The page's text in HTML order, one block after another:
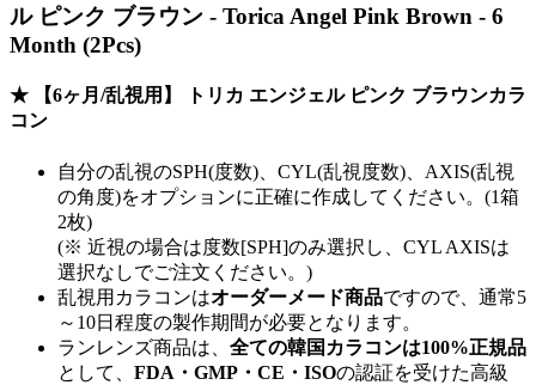
ル ピンク ブラウン - Torica Angel Pink Brown - 6
Month (2Pcs)
★ 【6ヶ月/乱視用】 トリカ エンジェル ピンク ブラウンカラ
コン
自分の乱視のSPH(度数)、CYL(乱視度数)、AXIS(乱視
の角度)をオプションに正確に作成してください。(1箱
2枚)
(※ 近視の場合は度数[SPH]のみ選択し、CYL AXISは
選択なしでご注文ください。)
乱視用カラコンはオーダーメード商品ですので、 通常5
～10日程度の製作期間が必要となります。
ランレンズ商品は、 全ての韓国カラコンは100%正規品
として、 FDA・GMP・CE・ISOの認証を受けた高級